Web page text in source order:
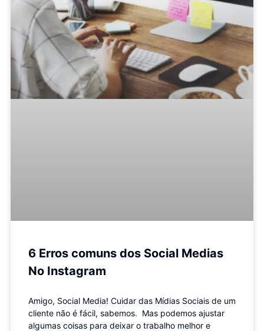
6 Erros comuns dos Social Medias
No Instagram
Amigo, Social Media! Cuidar das Mídias Sociais de um
cliente não é fácil, sabemos. Mas podemos ajustar
algumas coisas para deixar o trabalho melhor e